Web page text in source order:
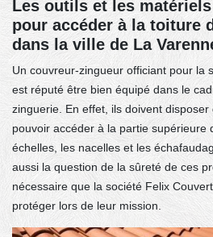
Les outils et les
pour accéder à la toiture
dans la ville de La
Un couvreur-zingueur officiant pour la
est réputé être bien équipé dans le
zinguerie. En effet, ils doivent
pouvoir accéder à la partie supérieure
échelles, les nacelles et les
aussi la question de la sûreté de ces
nécessaire que la société Felix
protéger lors de leur mission.